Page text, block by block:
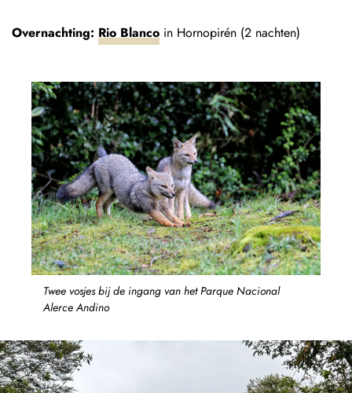
Overnachting: Rio Blanco in Hornopirén (2 nachten)
Twee vosjes bij de ingang van het Parque Nacional
Alerce Andino